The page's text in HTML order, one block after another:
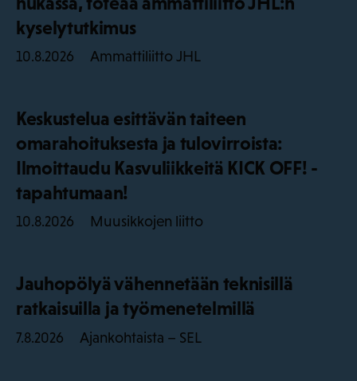
kyselytutkimus
10.8.2026 Ammattiliitto JHL
Keskustelua esittävän taiteen
omarahoituksesta ja tulovirroista:
Ilmoittaudu Kasvuliikkeitä KICK OFF! -
tapahtumaan!
10.8.2026 Muusikkojen liitto
Jauhopölyä vähennetään teknisillä
ratkaisuilla ja työmenetelmillä
7.8.2026 Ajankohtaista – SEL